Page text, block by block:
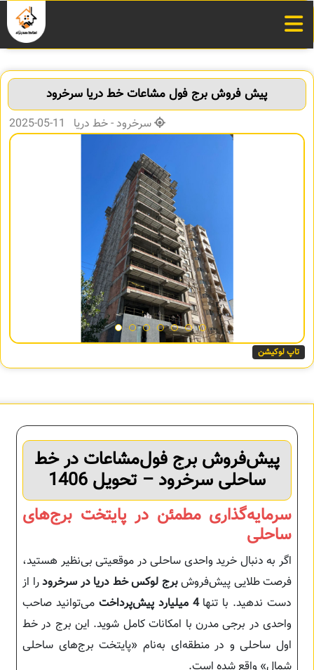
پیش فروش برج فول مشاعات خط دریا سرخرود
سرخرود - خط دریا 11-05-2025
تاپ لوکیشن
پیش‌فروش برج فول‌مشاعات در خط
ساحلی سرخرود – تحویل 1406
سرمایه‌گذاری مطمئن در پایتخت برج‌های
ساحلی
اگر به دنبال خرید واحدی ساحلی در موقعیتی بی‌نظیر هستید،
فرصت طلایی پیش‌فروشبرج لوکس خط دریا در سرخرودرا از
دست ندهید. با تنها4 میلیارد پیش‌پرداخت
می‌توانید صاحب
واحدی در برجی مدرن با امکانات کامل شوید. این برج در خط
اول ساحلی و در منطقه‌ای به‌نام «پایتخت برج‌های ساحلی